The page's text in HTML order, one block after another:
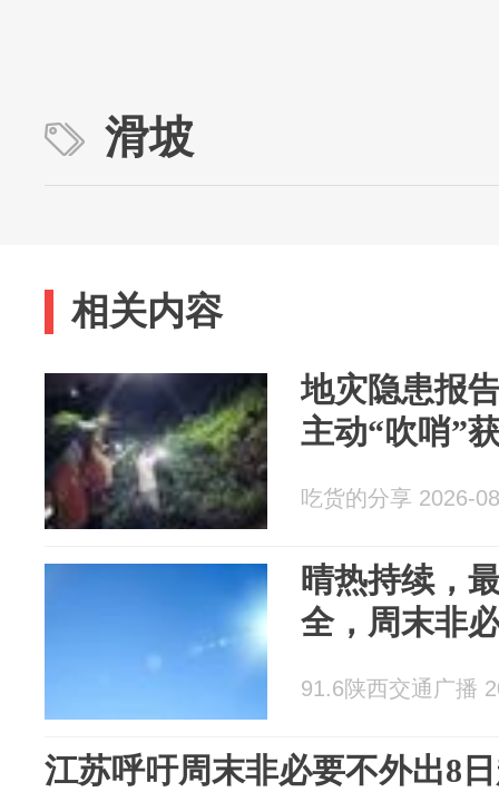
滑坡
相关内容
地灾隐患报
主动“吹哨”
吃货的分享 2026-
晴热持续，
全，周末非
91.6陕西交通广播
江苏呼吁周末非必要不外出8